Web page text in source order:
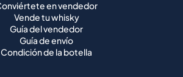
en vendedor
Vende tu whisky
Guía del vendedor
Guía de envío
Condición de la botella